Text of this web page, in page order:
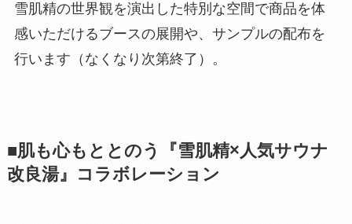
雪肌精の世界観を演出した特別な空間で商品を体
感いただけるブースの展開や、サンプルの配布を
行います（なくなり次第終了）。
■肌も心もととのう『雪肌精×人気サウナ
改良湯』コラボレーション